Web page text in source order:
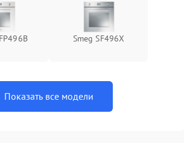
Smeg SF496X
Показать все модели